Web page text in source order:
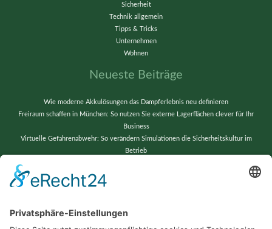
Sicherheit
Technik allgemein
Tipps & Tricks
Unternehmen
Wohnen
Neueste Beiträge
Wie moderne Akkulösungen das Dampferlebnis neu definieren
Freiraum schaffen in München: So nutzen Sie externe Lagerflächen clever für Ihr
Business
Virtuelle Gefahrenabwehr: So verändern Simulationen die Sicherheitskultur im
Betrieb
Wenn alte Bänder neu erstrahlen: Techniktricks für gestochen scharfe Videos und
Schlagwörter